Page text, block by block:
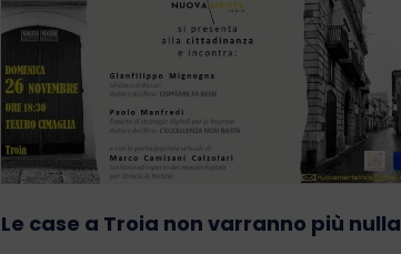
Le case a Troia non varranno più nulla